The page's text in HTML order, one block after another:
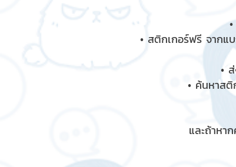
• สติกเกอร์ฟรี จาก
•
• ค้นหาสติ
และถ้าหา